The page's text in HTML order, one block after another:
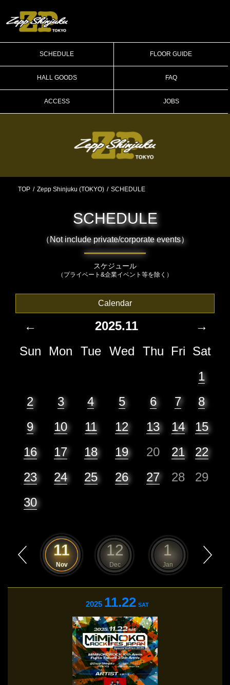
SCHEDULE FLOOR GUIDE
HALL GOODS FAQ
ACCESS JOBS
TOP Zepp Shinjuku (TOKYO) SCHEDULE
SCHEDULE
（Not include private/corporate events）
スケジュール
（プライベート&企業イベント等を除く）
Calendar
← 2025.11
→
Sun
Mon Tue Wed Thu Fri Sat
1
2
3 4 5 6 7
8
9
10 11 12 13 14
15
16
17 18 19 20 21
22
23
24 25 26 27 28
29
30
11
Nov
12
Dec
1
Jan
2025 11.22 SAT